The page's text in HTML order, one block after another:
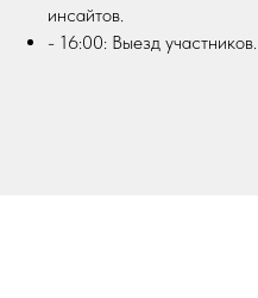
инсайтов.
- 16:00: Выезд участников.